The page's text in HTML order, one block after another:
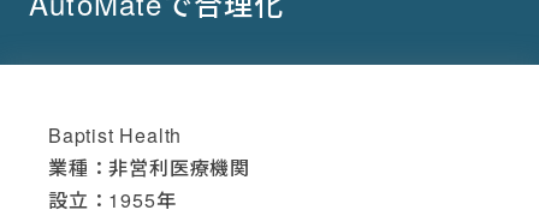
Baptist Health
業種：非営利医療機関
設立：1955年